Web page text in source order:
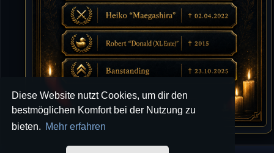
Diese Website nutzt Cookies, um dir den
bestmöglichen Komfort bei der Nutzung zu
bieten. Mehr erfahren
10.07.2026 / 12:48
Happy Birthday Chickpea
DieWildeHilde
10.07.2026 / 10:08
Hallo meine Lieben!
Isimiyaki
Mojochilla